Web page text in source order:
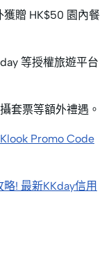
贈 HK$50 園內餐
等授權旅遊平台
套票等額外禮遇。
Promo Code
! 最新KKday信用